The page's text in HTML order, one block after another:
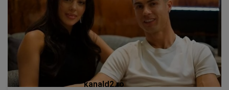
kanald2.ro